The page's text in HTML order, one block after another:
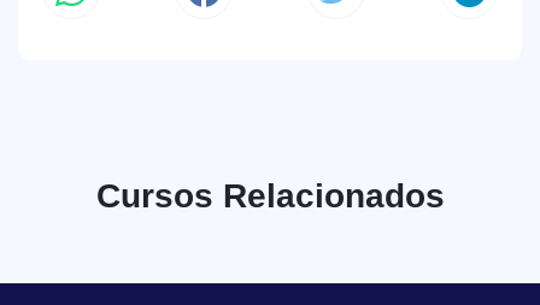
Cursos Relacionados